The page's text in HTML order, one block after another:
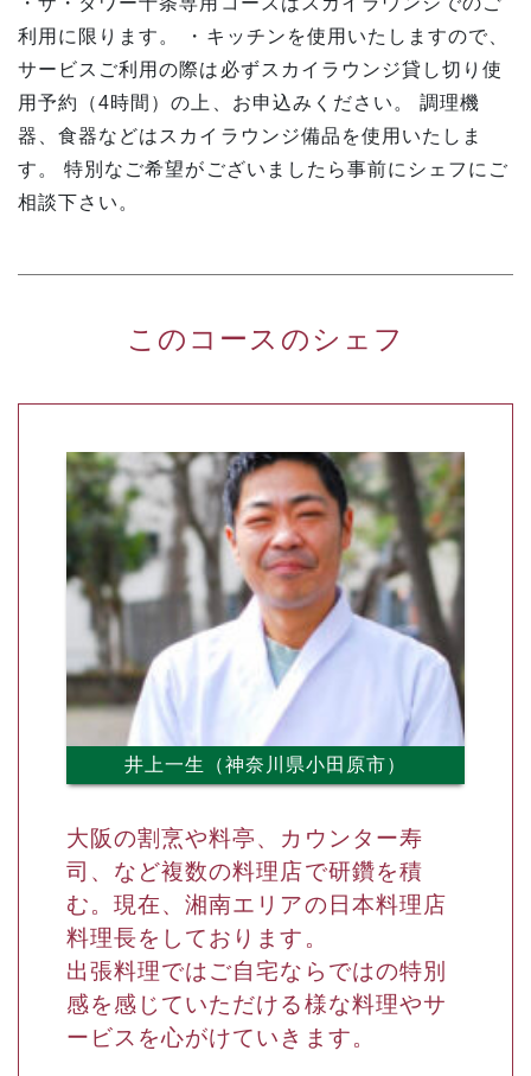
利用に限ります。 ・キッチンを使用いたしますので、
サービスご利用の際は必ずスカイラウンジ貸し切り使
用予約（4時間）の上、お申込みください。 調理機
器、食器などはスカイラウンジ備品を使用いたしま
す。 特別なご希望がございましたら事前にシェフにご
相談下さい。
このコースのシェフ
井上一生（神奈川県小田原市）
大阪の割烹や料亭、カウンター寿
司、など複数の料理店で研鑽を積
む。現在、湘南エリアの日本料理店
料理長をしております。
出張料理ではご自宅ならではの特別
感を感じていただける様な料理やサ
ービスを心がけていきます。